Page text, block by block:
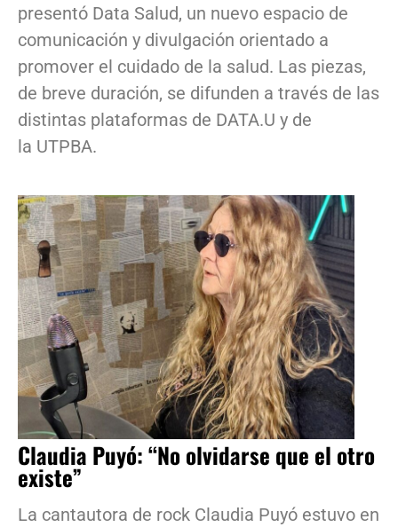
presentó Data Salud, un nuevo espacio de
comunicación y divulgación orientado a
promover el cuidado de la salud. Las piezas,
de breve duración, se difunden a través de las
distintas plataformas de DATA.U y de
la UTPBA.
Claudia Puyó: “No olvidarse que el otro
existe”
La cantautora de rock Claudia Puyó estuvo en